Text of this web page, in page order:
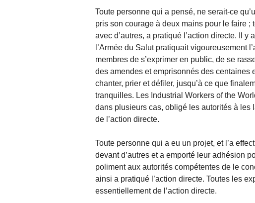
Toute personne qui a pensé, ne serait-ce
pris son courage à deux mains pour le faire
avec d’autres, a pratiqué l’action directe. Il
l’Armée du Salut pratiquait vigoureusement
membres de s’exprimer en public, de se
des amendes et emprisonnés des centaines
chanter, prier et défiler, jusqu’à ce que
tranquilles. Les Industrial Workers of the
dans plusieurs cas, obligé les autorités à
de l’action directe.
Toute personne qui a eu un projet, et l’a
devant d’autres et a emporté leur adhésion
poliment aux autorités compétentes de le
ainsi a pratiqué l’action directe. Toutes les
essentiellement de l’action directe.